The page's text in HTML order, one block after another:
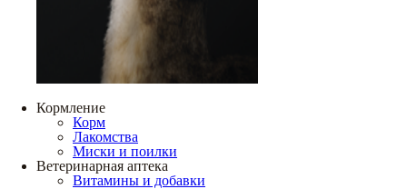
Кормление
Корм
Лакомства
Миски и поилки
Ветеринарная аптека
Витамины и добавки